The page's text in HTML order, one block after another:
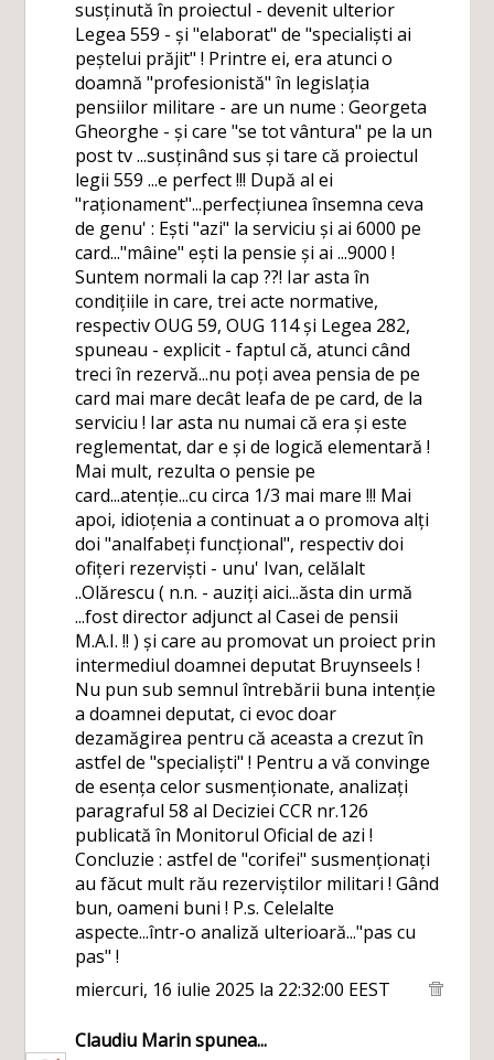
susținută în proiectul - devenit ulterior
Legea 559 - și "elaborat" de "specialiști ai
peștelui prăjit" ! Printre ei, era atunci o
doamnă "profesionistă" în legislația
pensiilor militare - are un nume : Georgeta
Gheorghe - și care "se tot vântura" pe la un
post tv ...susținând sus și tare că proiectul
legii 559 ...e perfect !!! După al ei
"raționament"...perfecțiunea însemna ceva
de genu' : Ești "azi" la serviciu și ai 6000 pe
card..."mâine" ești la pensie și ai ...9000 !
Suntem normali la cap ??! Iar asta în
condițiile in care, trei acte normative,
respectiv OUG 59, OUG 114 și Legea 282,
spuneau - explicit - faptul că, atunci când
treci în rezervă...nu poți avea pensia de pe
card mai mare decât leafa de pe card, de la
serviciu ! Iar asta nu numai că era și este
reglementat, dar e și de logică elementară !
Mai mult, rezulta o pensie pe
card...atenție...cu circa 1/3 mai mare !!! Mai
apoi, idioțenia a continuat a o promova alți
doi "analfabeți funcțional", respectiv doi
ofițeri rezerviști - unu' Ivan, celălalt
..Olărescu ( n.n. - auziți aici...ăsta din urmă
...fost director adjunct al Casei de pensii
M.A.I. !! ) și care au promovat un proiect prin
intermediul doamnei deputat Bruynseels !
Nu pun sub semnul întrebării buna intenție
a doamnei deputat, ci evoc doar
dezamăgirea pentru că aceasta a crezut în
astfel de "specialiști" ! Pentru a vă convinge
de esența celor susmenționate, analizați
paragraful 58 al Deciziei CCR nr.126
publicată în Monitorul Oficial de azi !
Concluzie : astfel de "corifei" susmenționați
au făcut mult rău rezerviștilor militari ! Gând
bun, oameni buni ! P.s. Celelalte
aspecte...într-o analiză ulterioară..."pas cu
pas" !
miercuri, 16 iulie 2025 la 22:32:00 EEST
Claudiu Marinspunea...